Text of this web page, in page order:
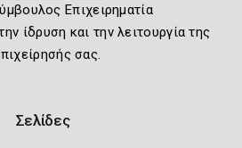
Επιχειρηματία
ίδρυση και την λειτουργία της
σας.
Σελίδες